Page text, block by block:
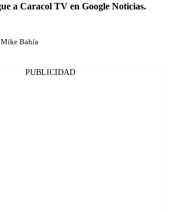
a Caracol TV en Google Noticias.
Mike Bahía
PUBLICIDAD